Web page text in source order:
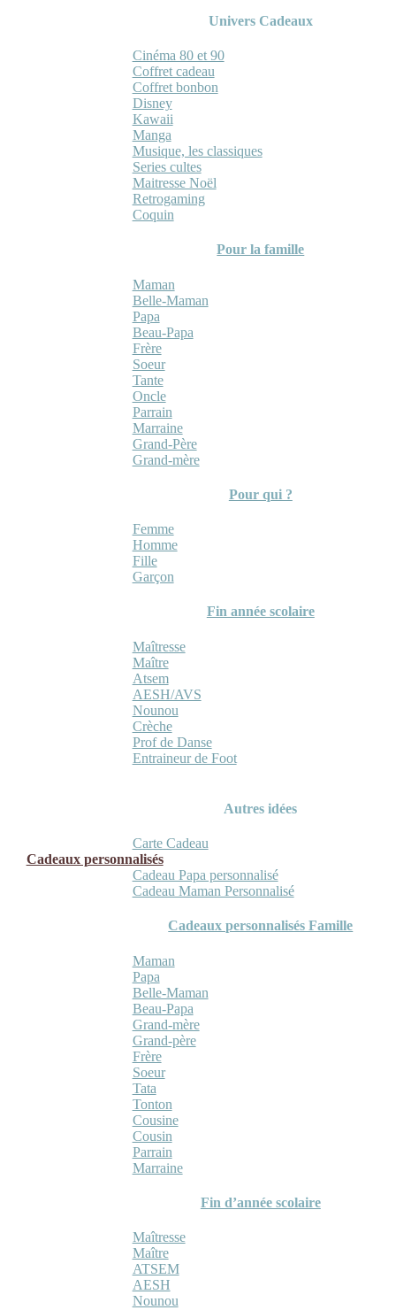
Univers Cadeaux
Cinéma 80 et 90
Coffret cadeau
Coffret bonbon
Disney
Kawaii
Manga
Musique, les classiques
Series cultes
Maitresse Noël
Retrogaming
Coquin
Pour la famille
Maman
Belle-Maman
Papa
Beau-Papa
Frère
Soeur
Tante
Oncle
Parrain
Marraine
Grand-Père
Grand-mère
Pour qui ?
Femme
Homme
Fille
Garçon
Fin année scolaire
Maîtresse
Maître
Atsem
AESH/AVS
Nounou
Crèche
Prof de Danse
Entraineur de Foot
Autres idées
Carte Cadeau
Cadeaux personnalisés
Cadeau Papa personnalisé
Cadeau Maman Personnalisé
Cadeaux personnalisés Famille
Maman
Papa
Belle-Maman
Beau-Papa
Grand-mère
Grand-père
Frère
Soeur
Tata
Tonton
Cousine
Cousin
Parrain
Marraine
Fin d’année scolaire
Maîtresse
Maître
ATSEM
AESH
Nounou